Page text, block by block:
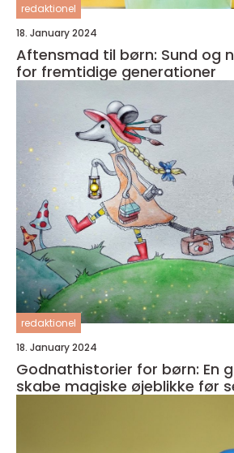
redaktionel
18. January 2024
Aftensmad til børn: Sund og
for fremtidige generationer
redaktionel
18. January 2024
Godnathistorier for børn: En
skabe magiske øjeblikke før